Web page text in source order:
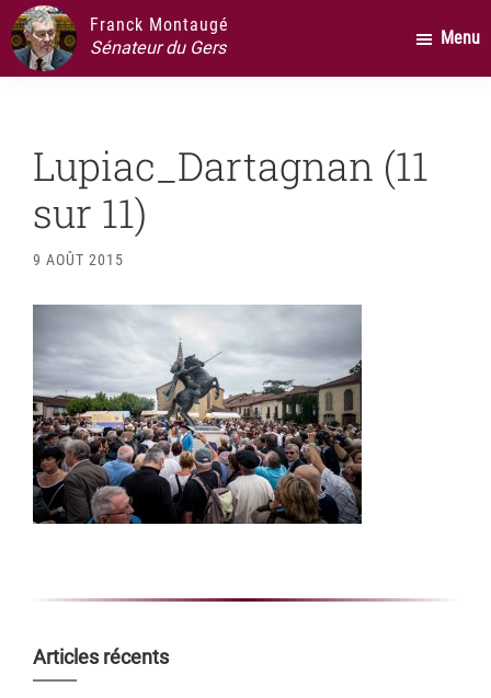
Passer
au
contenu
Passer
la
principale
Passer
au
pied
Franck Montaugé
Sénateur du Gers
Menu
Lupiac_Dartagnan (11
sur 11)
9 AOÛT 2015
Barre
Articles récents